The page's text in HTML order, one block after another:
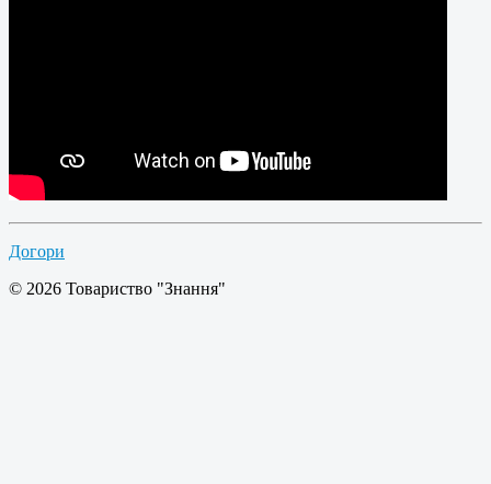
Догори
© 2026 Товариство "Знання"